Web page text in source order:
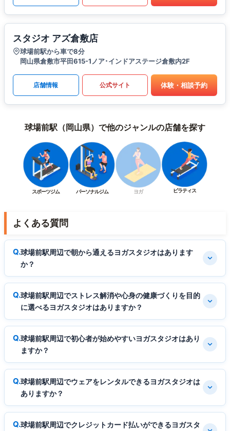
スタジオ アズ倉敷店
球場前駅から車で8分
岡山県倉敷市平田615-1ノア･インドアステージ倉敷内2F
店舗情報 公式サイト 体験・相談予約
球場前駅（岡山県）で他のジャンルの店舗を探す
スポーツジム パーソナルジム ヨガ ピラティス
よくある質問
球場前駅周辺で朝から通えるヨガスタジオはあります
か？
球場前駅周辺でストレス解消や心身の健康づくりを目的
に選べるヨガスタジオはありますか？
球場前駅周辺で初心者が始めやすいヨガスタジオはあり
ますか？
球場前駅周辺でウェアをレンタルできるヨガスタジオは
ありますか？
球場前駅周辺でクレジットカード払いができるヨガスタ